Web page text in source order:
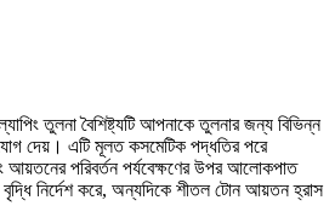
তুলনা বৈশিষ্ট্যটি আপনাকে তুলনার জন্য বিভিন্ন
দেয়। এটি মূলত কসমেটিক পদ্ধতির পরে
আয়তনের পরিবর্তন পর্যবেক্ষণের উপর আলোকপাত
নির্দেশ করে, অন্যদিকে শীতল টোন আয়তন হ্রাস